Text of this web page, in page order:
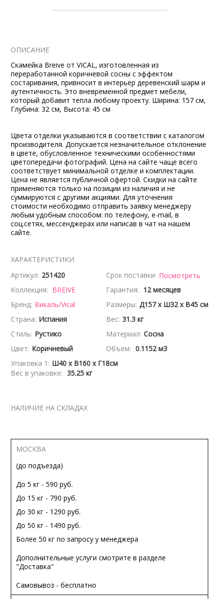
ОПИСАНИЕ
Скамейка Breive от VICAL, изготовленная из
переработанной коричневой сосны с эффектом
состаривания, привносит в интерьер деревенский шарм и
аутентичность. Это вневременной предмет мебели,
который добавит тепла любому проекту. Ширина: 157 см,
Глубина: 32 см, Высота: 45 см
Цвета отделки указываются в соответствии с каталогом
производителя. Допускается незначительное отклонение
в цвете, обусловленное техническими особенностями
цветопередачи фотографий. Цена на сайте чаще всего
соответствует минимальной отделке и комплектации.
Цена не является публичной офертой. Скидки на сайте
применяются только на позиции из наличия и не
суммируются с другими акциями. Для уточнения
стоимости необходимо отправить заявку менеджеру
любым удобным способом: по телефону, e-mail, в
соц.сетях, мессенджерах или написав в чат на нашем
сайте.
ХАРАКТЕРИСТИКИ
Артикул: 251420 Срок поставки: Посмотреть
Коллекция: BREIVE Гарантия: 12 месяцев
Бренд: Викаль/Vical Размеры: Д157 x Ш32 x В45 см
Страна: Испания Вес: 31.3 кг
Стиль: Рустико Материал: Сосна
Цвет: Коричневый Объем: 0.1152 м3
Упаковка 1: Ш40 x В160 x Г18см
Вес в упаковке: 35.25 кг
НАЛИЧИЕ НА СКЛАДАХ
МОСКВА
(до подъезда)
До 5 кг - 590 руб.
До 15 кг - 790 руб.
До 30 кг - 1290 руб.
До 50 кг - 1490 руб.
Более 50 кг по запросу у менеджера
Дополнительные услуги смотрите в разделе
"Доставка"
Самовывоз - бесплатно